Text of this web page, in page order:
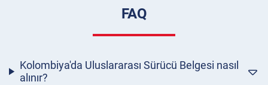
FAQ
Kolombiya'da Uluslararası Sürücü Belgesi nasıl
alınır?